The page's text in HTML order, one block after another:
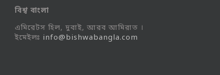
বিশ্ব বাংলা
এমিরেটস হিল, দুবাই, আরব আমিরাত ।
ইমেইলঃ info@bishwabangla.com